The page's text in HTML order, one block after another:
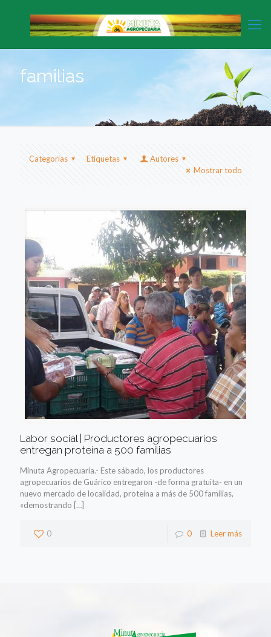
familias
Categorias Etiquetas
Autores
Mostrar todo
Labor social | Productores agropecuarios
entregan proteína a 500 familias
Minuta Agropecuaria.- Este sábado, los productores
agropecuarios de Guárico entregaron -de forma gratuita- en un
nuevo mercado de localidad, proteína a más de 500 familias,
«demostrando […]
0 0 Leer más